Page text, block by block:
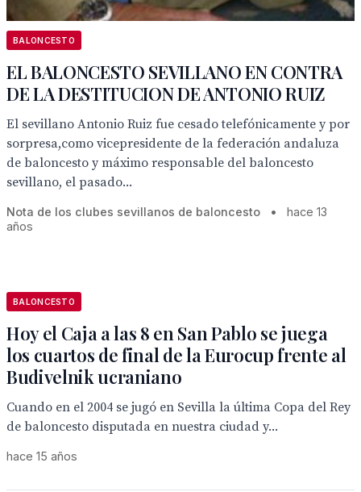
BALONCESTO
EL BALONCESTO SEVILLANO EN CONTRA
DE LA DESTITUCION DE ANTONIO RUIZ
El sevillano Antonio Ruiz fue cesado telefónicamente y por
sorpresa,como vicepresidente de la federación andaluza
de baloncesto y máximo responsable del baloncesto
sevillano, el pasado...
Nota de los clubes sevillanos de baloncesto •
hace 13
años
BALONCESTO
Hoy el Caja a las 8 en San Pablo se juega
los cuartos de final de la Eurocup frente al
Budivelnik ucraniano
Cuando en el 2004 se jugó en Sevilla la última Copa del Rey
de baloncesto disputada en nuestra ciudad y...
hace 15 años